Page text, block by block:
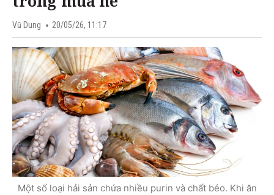
Vũ Dung 20/05/26, 11:17
Một số loại hải sản chứa nhiều purin và chất béo. Khi ăn